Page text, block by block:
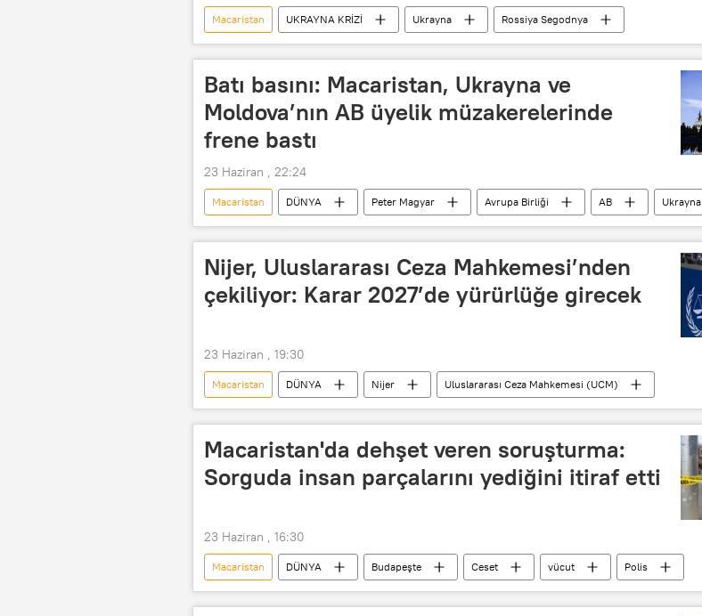
Macaristan UKRAYNA KRİZİ Ukrayna
Rossiya Segodnya
Russia Today (RT)
Polonya Haberler
Batı basını: Macaristan, Ukrayna ve
Moldova’nın AB üyelik müzakerelerinde
frene bastı
23 Haziran , 22:24
Macaristan DÜNYA Peter Magyar Avrupa Birliği AB
Ukrayna
Moldova
AB üyeliği Avrupa Komisyonu
Vladimir Zelenskiy
Nijer, Uluslararası Ceza Mahkemesi’nden
çekiliyor: Karar 2027’de yürürlüğe girecek
23 Haziran , 19:30
Macaristan DÜNYA Nijer
Uluslararası Ceza Mahkemesi (UCM)
BM Genel Sekreteri
Antonio Guterres Roma Statüsü
Güney Afrika
Macaristan'da dehşet veren soruşturma:
Sorguda insan parçalarını yediğini itiraf etti
23 Haziran , 16:30
Macaristan DÜNYA Budapeşte Ceset vücut Polis